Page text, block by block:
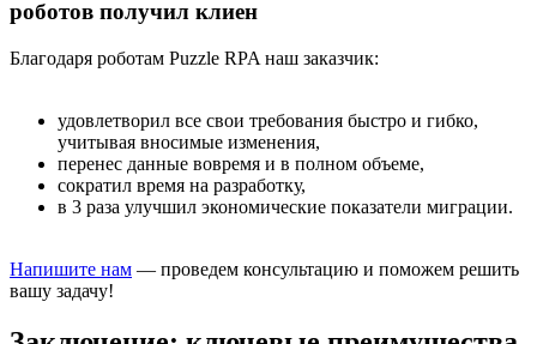
роботов получил клиен
Благодаря роботам Puzzle RPA наш заказчик:
удовлетворил все свои требования быстро и гибко,
учитывая вносимые изменения,
перенес данные вовремя и в полном объеме,
сократил время на разработку,
в 3 раза улучшил экономические показатели миграции.
Напишите нам — проведем консультацию и поможем решить
вашу задачу!